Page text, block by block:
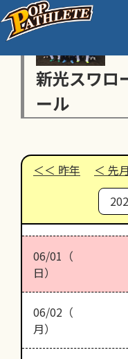
新光スワ
ール
昨年 先月
06/01（
日）
06/02（
月）